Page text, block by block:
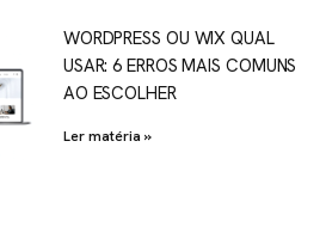
WORDPRESS OU WIX QUAL
USAR: 6 ERROS MAIS COMUNS
AO ESCOLHER
Ler matéria »